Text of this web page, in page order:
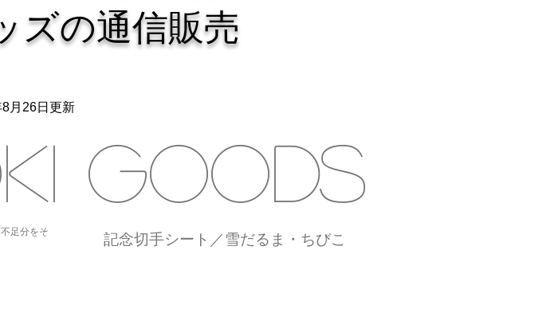
ズの通信販売
月26日更新
​記念切手シート／雪だるま・ちびこ
GOODS
足分をそ